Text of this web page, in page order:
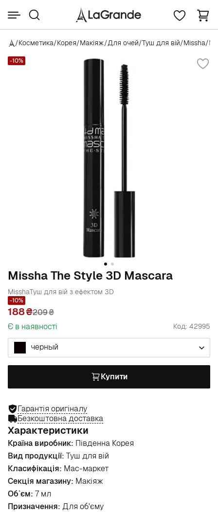
/Косметика/Корея/Макіяж/Для очей/Туш для вій/Missha/
-10%
Missha The Style 3D Mascara
MisshaТуш для вій з ефектом 3D
-10%
188 209₴
Є в наявності
Код: 42995
черный
Купити
Гарантія оригіналу
Безкоштовна доставка
Характеристики
Країна виробник: Південна Корея
Вид продукції: Туш для вій
Класифікація: Мас-маркет
Секція магазину: Макіяж
Об`єм: 7 мл
Призначення: Для об'єму